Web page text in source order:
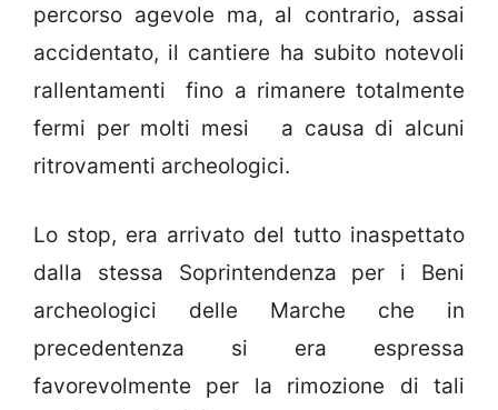
percorso agevole ma, al contrario, assai
accidentato, il cantiere ha subito notevoli
rallentamenti fino a rimanere totalmente
fermi per molti mesi a causa di alcuni
ritrovamenti archeologici.
Lo stop, era arrivato del tutto inaspettato
dalla stessa Soprintendenza per i Beni
archeologici delle Marche che in
precedentenza si era espressa
favorevolmente per la rimozione di tali